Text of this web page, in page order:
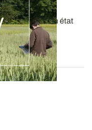
dressent un état